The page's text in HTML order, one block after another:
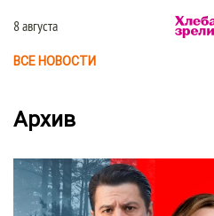
8 августа
ВСЕ НОВОСТИ
Архив